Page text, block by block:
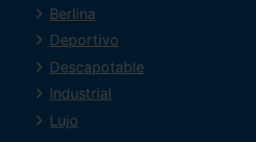
Berlina
Deportivo
Descapotable
Industrial
Lujo